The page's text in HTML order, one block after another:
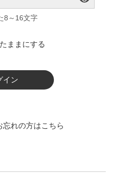
8～16文字
ままにする
イン
れの方はこちら